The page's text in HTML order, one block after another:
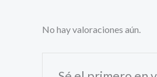
No hay valoraciones aún.